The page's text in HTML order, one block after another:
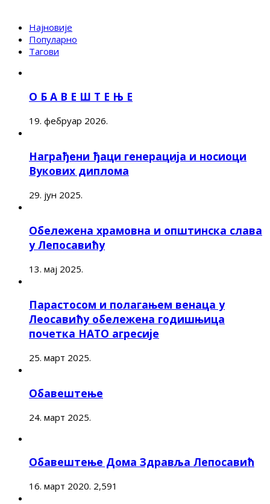
Најновије
Популарно
Тагови
О Б А В Е Ш Т Е Њ Е
19. фебруар 2026.
Награђени ђаци генерација и носиоци
Вукових диплома
29. јун 2025.
Обележена храмовна и општинска слава
у Лепосавићу
13. мај 2025.
Парастосом и полагањем венаца у
Леосавићу обележена годишњица
почетка НАТО агресије
25. март 2025.
Обавештење
24. март 2025.
Обавештење Дома Здравља Лепосавић
16. март 2020. 2,591